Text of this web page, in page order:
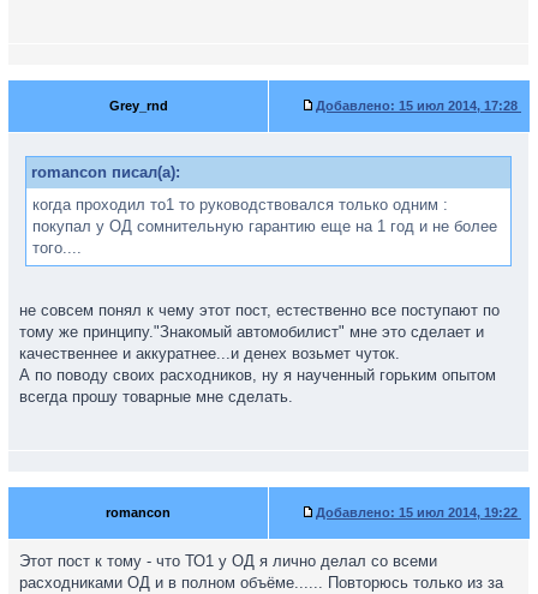
Grey_rnd Добавлено: 15 июл 2014, 17:28
romancon писал(а):
когда проходил то1 то руководствовался только одним :
покупал у ОД сомнительную гарантию еще на 1 год и не более
того....
не совсем понял к чему этот пост, естественно все поступают по
тому же принципу."Знакомый автомобилист" мне это сделает и
качественнее и аккуратнее...и денех возьмет чуток.
А по поводу своих расходников, ну я наученный горьким опытом
всегда прошу товарные мне сделать.
romancon Добавлено: 15 июл 2014, 19:22
Этот пост к тому - что ТО1 у ОД я лично делал со всеми
расходниками ОД и в полном объёме...... Повторюсь только из за